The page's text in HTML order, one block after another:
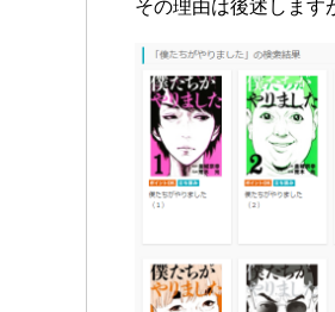
その理由は後述します